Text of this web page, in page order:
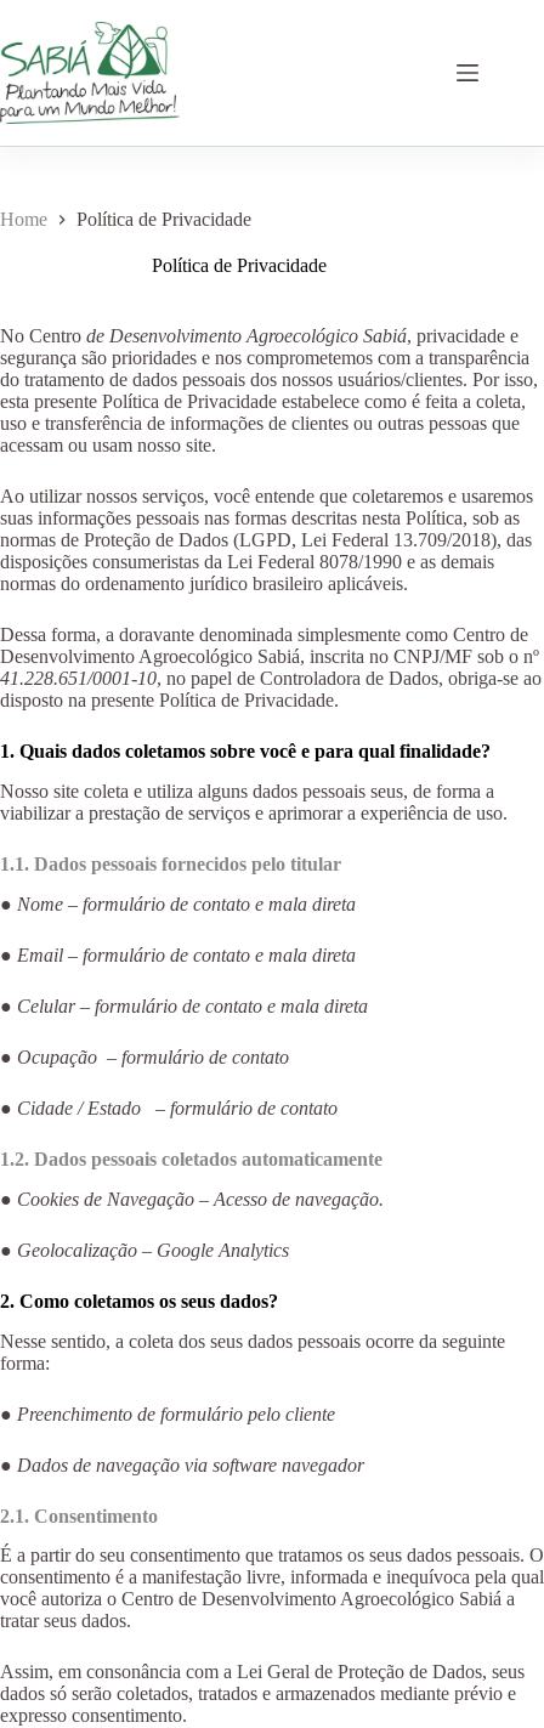
o
conteúdo
Home Política de Privacidade
Política de Privacidade
No Centro de Desenvolvimento Agroecológico Sabiá, privacidade e
segurança são prioridades e nos comprometemos com a transparência
do tratamento de dados pessoais dos nossos usuários/clientes. Por isso,
esta presente Política de Privacidade estabelece como é feita a coleta,
uso e transferência de informações de clientes ou outras pessoas que
acessam ou usam nosso site.
Ao utilizar nossos serviços, você entende que coletaremos e usaremos
suas informações pessoais nas formas descritas nesta Política, sob as
normas de Proteção de Dados (LGPD, Lei Federal 13.709/2018), das
disposições consumeristas da Lei Federal 8078/1990 e as demais
normas do ordenamento jurídico brasileiro aplicáveis.
Dessa forma, a doravante denominada simplesmente como Centro de
Desenvolvimento Agroecológico Sabiá, inscrita no CNPJ/MF sob o nº
41.228.651/0001-10, no papel de Controladora de Dados, obriga-se ao
disposto na presente Política de Privacidade.
1. Quais dados coletamos sobre você e para qual finalidade?
Nosso site coleta e utiliza alguns dados pessoais seus, de forma a
viabilizar a prestação de serviços e aprimorar a experiência de uso.
1.1. Dados pessoais fornecidos pelo titular
● Nome – formulário de contato e mala direta
● Email – formulário de contato e mala direta
● Celular – formulário de contato e mala direta
● Ocupação – formulário de contato
● Cidade / Estado – formulário de contato
1.2. Dados pessoais coletados automaticamente
● Cookies de Navegação – Acesso de navegação.
● Geolocalização – Google Analytics
2. Como coletamos os seus dados?
Nesse sentido, a coleta dos seus dados pessoais ocorre da seguinte
forma:
● Preenchimento de formulário pelo cliente
● Dados de navegação via software navegador
2.1. Consentimento
É a partir do seu consentimento que tratamos os seus dados pessoais. O
consentimento é a manifestação livre, informada e inequívoca pela qual
você autoriza o Centro de Desenvolvimento Agroecológico Sabiá a
tratar seus dados.
Assim, em consonância com a Lei Geral de Proteção de Dados, seus
dados só serão coletados, tratados e armazenados mediante prévio e
expresso consentimento.